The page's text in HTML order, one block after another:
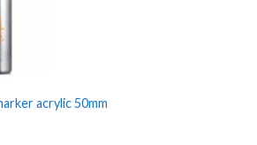
acrylic 50mm